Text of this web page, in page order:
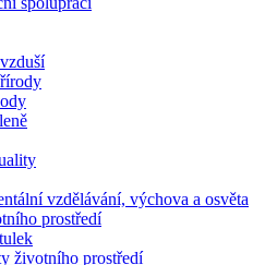
vzdělávání, výchova a osvěta
prostředí
životního prostředí